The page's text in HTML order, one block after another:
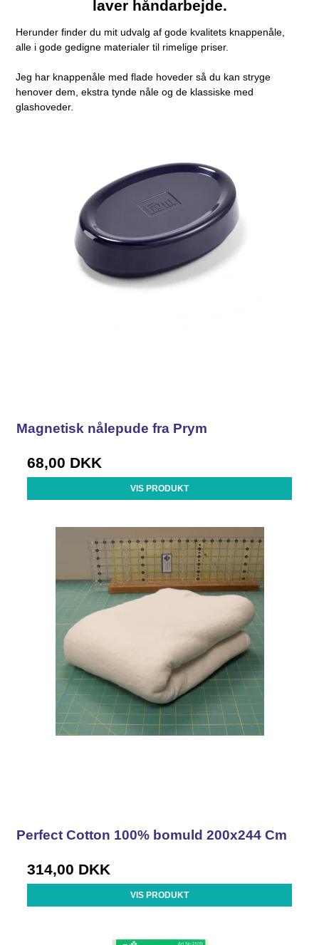
laver håndarbejde.
Herunder finder du mit udvalg af gode kvalitets knappenåle,
alle i gode gedigne materialer til rimelige priser.
Jeg har knappenåle med flade hoveder så du kan stryge
henover dem, ekstra tynde nåle og de klassiske med
glashoveder.
Magnetisk nålepude fra Prym
68,00 DKK
VIS PRODUKT
Perfect Cotton 100% bomuld 200x244 Cm
314,00 DKK
VIS PRODUKT